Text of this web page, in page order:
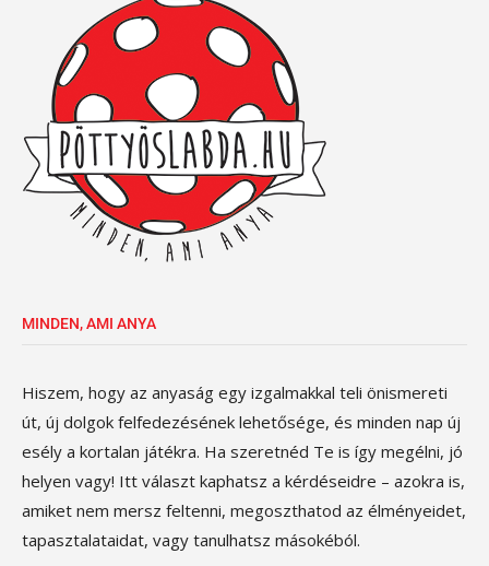
MINDEN, AMI ANYA
Hiszem, hogy az anyaság egy izgalmakkal teli önismereti
út, új dolgok felfedezésének lehetősége, és minden nap új
esély a kortalan játékra. Ha szeretnéd Te is így megélni, jó
helyen vagy! Itt választ kaphatsz a kérdéseidre – azokra is,
amiket nem mersz feltenni, megoszthatod az élményeidet,
tapasztalataidat, vagy tanulhatsz másokéból.